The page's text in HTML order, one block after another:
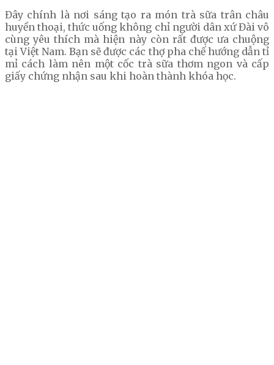
Đây chính là nơi sáng tạo ra món trà sữa trân châu
huyền thoại, thức uống không chỉ người dân xứ Đài vô
cùng yêu thích mà hiện này còn rất được ưa chuộng
tại Việt Nam. Bạn sẽ được các thợ pha chế hướng dẫn tỉ
mỉ cách làm nên một cốc trà sữa thơm ngon và cấp
giấy chứng nhận sau khi hoàn thành khóa học.